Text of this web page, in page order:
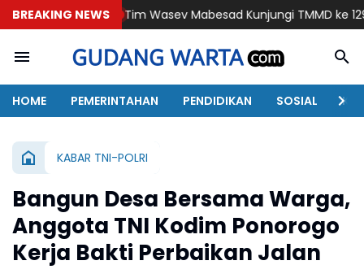
BREAKING NEWS
Tim Wasev Mabesad Kunjungi TMMD ke 129 Bulu Lor
HOME PEMERINTAHAN PENDIDIKAN SOSIAL
KABAR TNI-POLRI
Bangun Desa Bersama Warga,
Anggota TNI Kodim Ponorogo
Kerja Bakti Perbaikan Jalan